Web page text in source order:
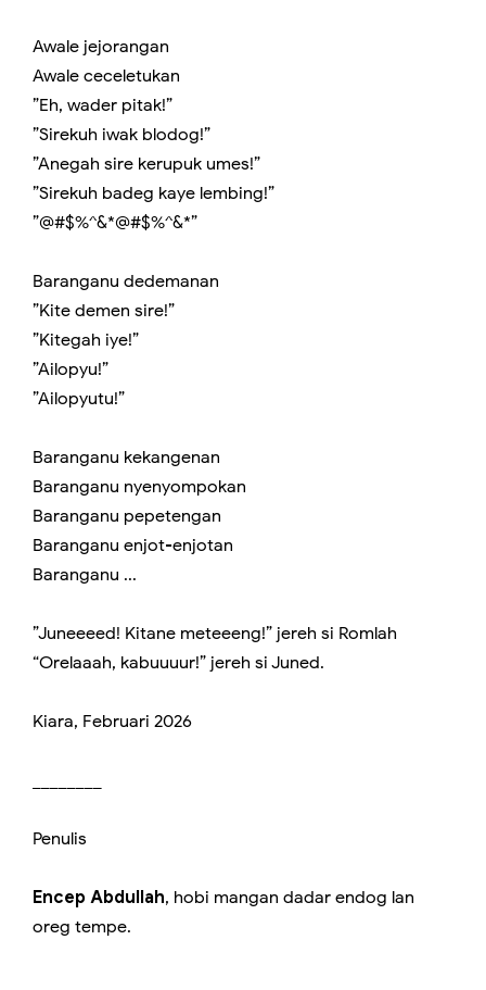
Awale jejorangan
Awale ceceletukan
”Eh, wader pitak!”
”Sirekuh iwak blodog!”
”Anegah sire kerupuk umes!”
”Sirekuh badeg kaye lembing!”
”@#$%^&*@#$%^&*”
Baranganu dedemanan
”Kite demen sire!”
”Kitegah iye!”
”Ailopyu!”
”Ailopyutu!”
Baranganu kekangenan
Baranganu nyenyompokan
Baranganu pepetengan
Baranganu enjot-enjotan
Baranganu ...
”Juneeeed! Kitane meteeeng!” jereh si Romlah
“Orelaaah, kabuuuur!” jereh si Juned.
Kiara, Februari 2026
Penulis
Encep Abdullah, hobi mangan dadar endog lan
oreg tempe.